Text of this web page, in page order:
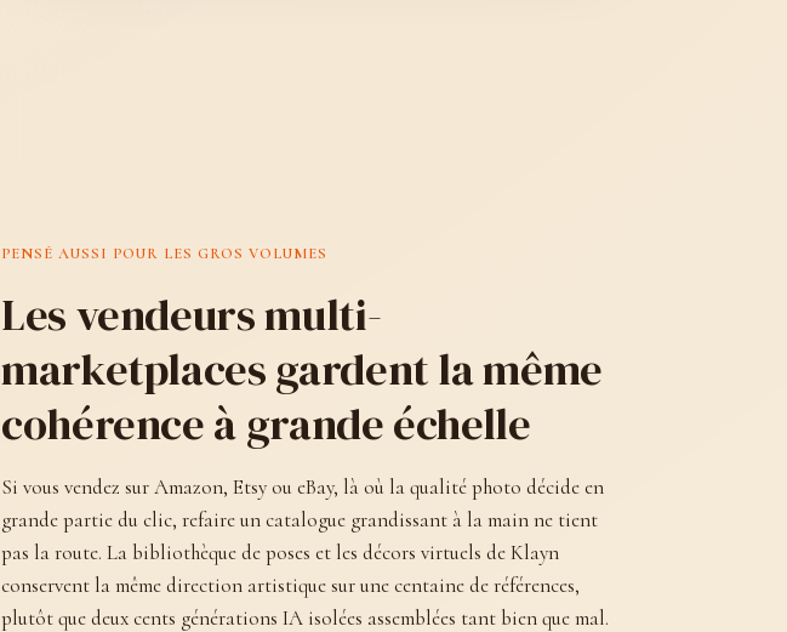
PENSÉ AUSSI POUR LES GROS VOLUMES
Les vendeurs multi-
marketplaces gardent la même
cohérence à grande échelle
Si vous vendez sur Amazon, Etsy ou eBay, là où la qualité photo décide en
grande partie du clic, refaire un catalogue grandissant à la main ne tient
pas la route. La bibliothèque de poses et les décors virtuels de Klayn
conservent la même direction artistique sur une centaine de références,
plutôt que deux cents générations IA isolées assemblées tant bien que mal.